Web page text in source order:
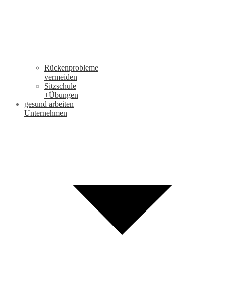
Rückenprobleme
vermeiden
Sitzschule
+Übungen
gesund arbeiten
Unternehmen